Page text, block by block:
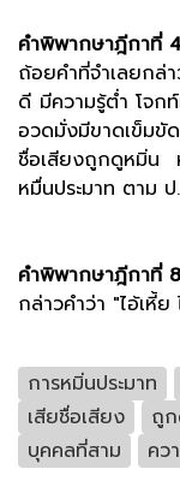
คำพิพากษาฎีกาที่
ถ้อยคำที่จำเลยกล่
ดี มีความรู้ต่ำ โจก
อวดมั่งมีขาดเข็มขั
ชื่อเสียงถูกดูหมิ่น
หมื่นประมาท ตาม
คำพิพากษาฎีกาที่
กล่าวคำว่า "ไอ้เหี้ย
การหมิ่นประมาท
เสียชื่อเสียง
ถู
บุคคลที่สาม
คว